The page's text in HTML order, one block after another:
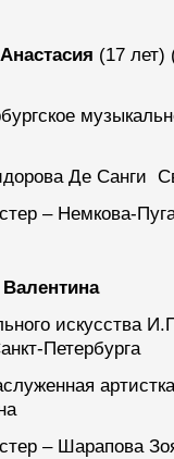
(17 лет)
Де Санги
– Немкова-
искусства
Петербурга
– Шарапова